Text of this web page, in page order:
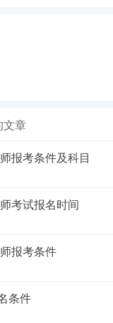
年6月管理学全
2026年一级造价工
计算方法，小明的
间开始算起，计算
算，工作年限仅为3
在内，小明无法满足
文章
报考条件及科目
考试报名时间
报考条件
条件